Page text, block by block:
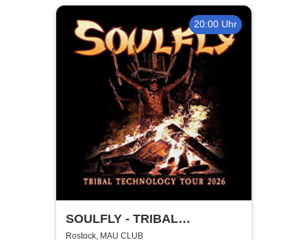
20:00 Uhr
SOULFLY - TRIBAL
TECHNOLOGY TOUR 2026
Rostock, MAU CLUB